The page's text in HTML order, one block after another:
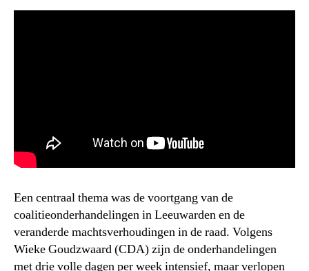
Een centraal thema was de voortgang van de
coalitieonderhandelingen in Leeuwarden en de
veranderde machtsverhoudingen in de raad. Volgens
Wieke Goudzwaard (CDA) zijn de onderhandelingen
met drie volle dagen per week intensief, maar verlopen